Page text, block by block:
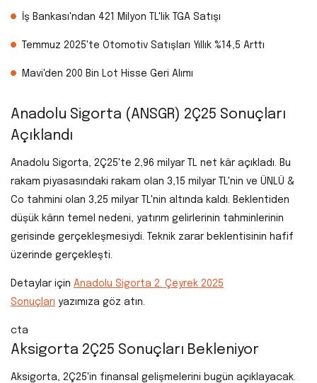
İş Bankası'ndan 421 Milyon TL'lik TGA Satışı
Temmuz 2025'te Otomotiv Satışları Yıllık %14,5 Arttı
Mavi'den 200 Bin Lot Hisse Geri Alımı
Anadolu Sigorta (ANSGR) 2Ç25 Sonuçları
Açıklandı
Anadolu Sigorta, 2Ç25'te 2,96 milyar TL net kâr açıkladı. Bu
rakam piyasasındaki rakam olan 3,15 milyar TL'nin ve ÜNLÜ &
Co tahmini olan 3,25 milyar TL'nin altında kaldı. Beklentiden
düşük kârın temel nedeni, yatırım gelirlerinin tahminlerinin
gerisinde gerçekleşmesiydi. Teknik zarar beklentisinin hafif
üzerinde gerçekleşti.
Detaylar için Anadolu Sigorta 2. Çeyrek 2025
Sonuçları yazımıza göz atın.
cta
Aksigorta 2Ç25 Sonuçları Bekleniyor
Aksigorta, 2Ç25'in finansal gelişmelerini bugün açıklayacak.